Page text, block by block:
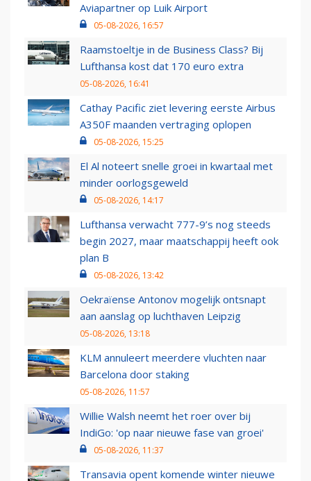
Aviapartner op Luik Airport
05-08-2026, 16:57
Raamstoeltje in de Business Class? Bij
Lufthansa kost dat 170 euro extra
05-08-2026, 16:41
Cathay Pacific ziet levering eerste Airbus
A350F maanden vertraging oplopen
05-08-2026, 15:25
El Al noteert snelle groei in kwartaal met
minder oorlogsgeweld
05-08-2026, 14:17
Lufthansa verwacht 777-9’s nog steeds
begin 2027, maar maatschappij heeft ook
plan B
05-08-2026, 13:42
Oekraïense Antonov mogelijk ontsnapt
aan aanslag op luchthaven Leipzig
05-08-2026, 13:18
KLM annuleert meerdere vluchten naar
Barcelona door staking
05-08-2026, 11:57
Willie Walsh neemt het roer over bij
IndiGo: 'op naar nieuwe fase van groei'
05-08-2026, 11:37
Transavia opent komende winter nieuwe